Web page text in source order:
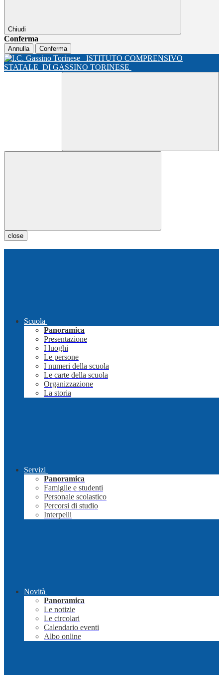
Chiudi
Conferma
Annulla Conferma
ISTITUTO COMPRENSIVO
STATALE DI GASSINO TORINESE
close
Scuola
Panoramica
Presentazione
I luoghi
Le persone
I numeri della scuola
Le carte della scuola
Organizzazione
La storia
Servizi
Panoramica
Famiglie e studenti
Personale scolastico
Percorsi di studio
Interpelli
Novità
Panoramica
Le notizie
Le circolari
Calendario eventi
Albo online